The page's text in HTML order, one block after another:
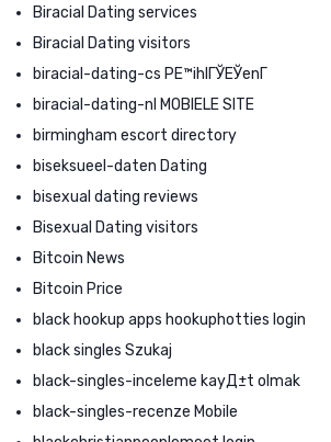
Biracial Dating services
Biracial Dating visitors
biracial-dating-cs PЕ™ihlГЎЕЎenГ­
biracial-dating-nl MOBIELE SITE
birmingham escort directory
biseksueel-daten Dating
bisexual dating reviews
Bisexual Dating visitors
Bitcoin News
Bitcoin Price
black hookup apps hookuphotties login
black singles Szukaj
black-singles-inceleme kayД±t olmak
black-singles-recenze Mobile